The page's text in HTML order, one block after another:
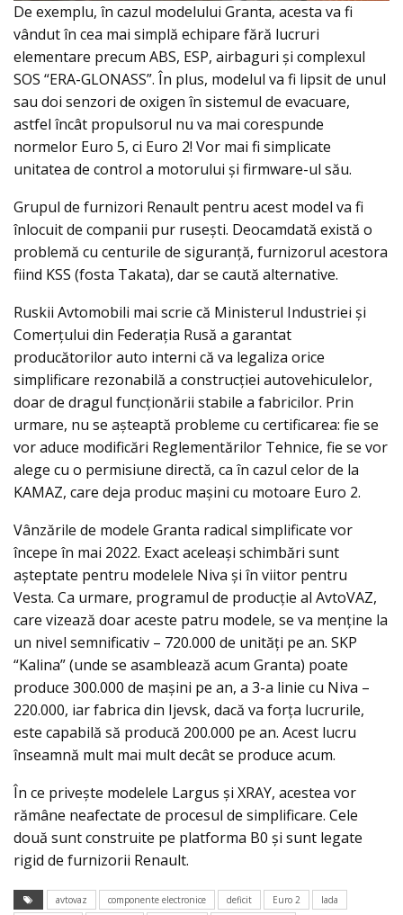
De exemplu, în cazul modelului Granta, acesta va fi
vândut în cea mai simplă echipare fără lucruri
elementare precum ABS, ESP, airbaguri și complexul
SOS “ERA-GLONASS”. În plus, modelul va fi lipsit de unul
sau doi senzori de oxigen în sistemul de evacuare,
astfel încât propulsorul nu va mai corespunde
normelor Euro 5, ci Euro 2! Vor mai fi simplicate
unitatea de control a motorului și firmware-ul său.
Grupul de furnizori Renault pentru acest model va fi
înlocuit de companii pur rusești. Deocamdată există o
problemă cu centurile de siguranță, furnizorul acestora
fiind KSS (fosta Takata), dar se caută alternative.
Ruskii Avtomobili mai scrie că Ministerul Industriei și
Comerțului din Federația Rusă a garantat
producătorilor auto interni că va legaliza orice
simplificare rezonabilă a construcţiei autovehiculelor,
doar de dragul funcţionării stabile a fabricilor. Prin
urmare, nu se așteaptă probleme cu certificarea: fie se
vor aduce modificări Reglementărilor Tehnice, fie se vor
alege cu o permisiune directă, ca în cazul celor de la
KAMAZ, care deja produc maşini cu motoare Euro 2.
Vânzările de modele Granta radical simplificate vor
începe în mai 2022. Exact aceleași schimbări sunt
așteptate pentru modelele Niva şi în viitor pentru
Vesta. Ca urmare, programul de producție al AvtoVAZ,
care vizează doar aceste patru modele, se va menţine la
un nivel semnificativ – 720.000 de unităţi pe an. SKP
“Kalina” (unde se asamblează acum Granta) poate
produce 300.000 de mașini pe an, a 3-a linie cu Niva –
220.000, iar fabrica din Ijevsk, dacă va forţa lucrurile,
este capabilă să producă 200.000 pe an. Acest lucru
înseamnă mult mai mult decât se produce acum.
În ce priveşte modelele Largus și XRAY, acestea vor
rămâne neafectate de procesul de simplificare. Cele
două sunt construite pe platforma B0 şi sunt legate
rigid de furnizorii Renault.
avtovaz componente electronice deficit Euro 2
lada